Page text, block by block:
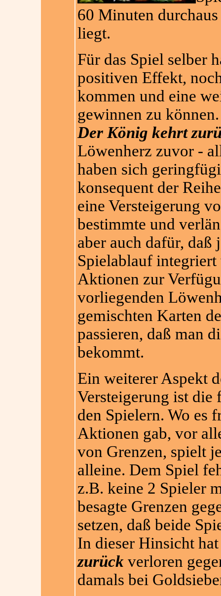
60 Minuten
liegt.
Für das Spiel selber
positiven Effekt,
kommen und eine
gewinnen zu
Der König kehrt
Löwenherz zuvor -
haben sich
konsequent der
eine Versteigerung
bestimmte und
aber auch dafür, daß
Spielablauf
Aktionen zur
vorliegenden
gemischten Karten
passieren, daß man
bekommt.
Ein weiterer Aspekt
Versteigerung ist
den Spielern. Wo es
Aktionen gab, vor
von Grenzen, spielt
alleine. Dem Spiel
z.B. keine 2 Spieler
besagte Grenzen
setzen, daß beide
In dieser Hinsicht
zurückverloren
damals bei